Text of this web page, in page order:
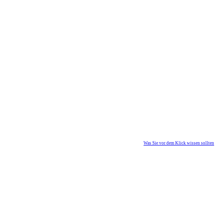
Was Sie vor dem Klick wissen sollten